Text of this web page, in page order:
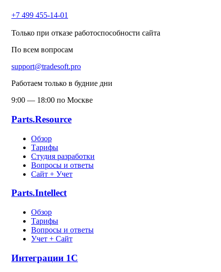
+7 499 455-14-01
Только при отказе работоспособности сайта
По всем вопросам
support@tradesoft.pro
Работаем только в будние дни
9:00 — 18:00 по Москве
Parts.Resource
Обзор
Тарифы
Студия разработки
Вопросы и ответы
Сайт + Учет
Parts.Intellect
Обзор
Тарифы
Вопросы и ответы
Учет + Сайт
Интеграции 1С